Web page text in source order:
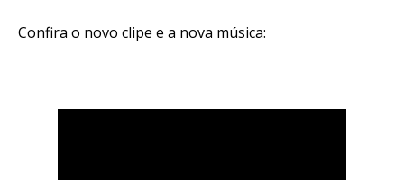
Confira o novo clipe e a nova música: